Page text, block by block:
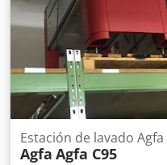
Estación de lavado Agfa
Agfa Agfa C95